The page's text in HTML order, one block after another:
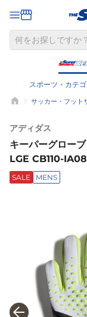
スポーツ・カテゴ
サッカー・フット
アディダス
キーパーグロー
LGE CB110-
SALE MENS